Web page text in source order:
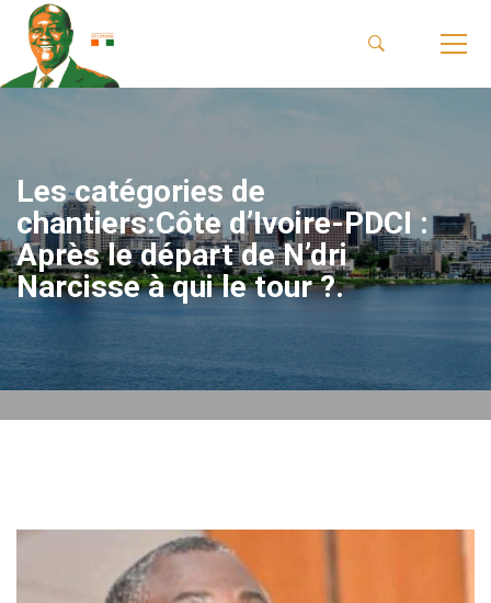
Les catégories de
chantiers:Côte d’Ivoire-PDCI :
Après le départ de N’dri
Narcisse à qui le tour ?.